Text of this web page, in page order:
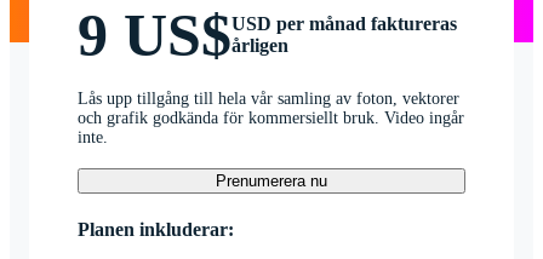
9 US$USD per månad faktureras
årligen
Lås upp tillgång till hela vår samling av foton, vektorer
och grafik godkända för kommersiellt bruk. Video ingår
inte.
Prenumerera nu
Planen inkluderar: